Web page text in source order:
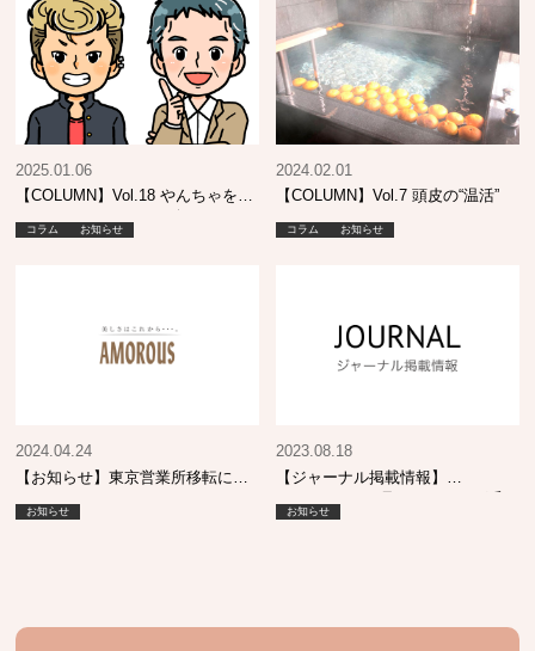
【COLUMN】Vol.18 やんちゃをし
2025.01.06
コラム お知らせ
【COLUMN】Vol.7 頭皮の“温活”
2024.02.01
コラム お知らせ
【お知らせ】東京営業所移転につ
2024.04.24
お知らせ
【ジャーナル掲載情報】
SHINBIYO 9月号 エイジング毛
へのカラーケア提案
2023.08.18
お知らせ